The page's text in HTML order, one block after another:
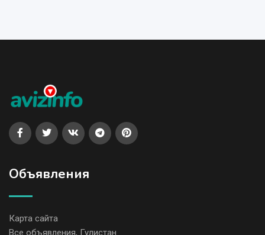
Объявления
Карта сайта
Все объявления, Гулистан